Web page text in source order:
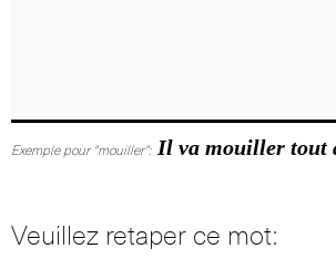
Exemple pour "mouiller": Il va mouiller tout
Veuillez retaper ce mot: